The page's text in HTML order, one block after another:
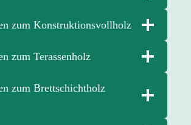
zum Konstruktionsvollholz
zum Terassenholz
zum Brettschichtholz